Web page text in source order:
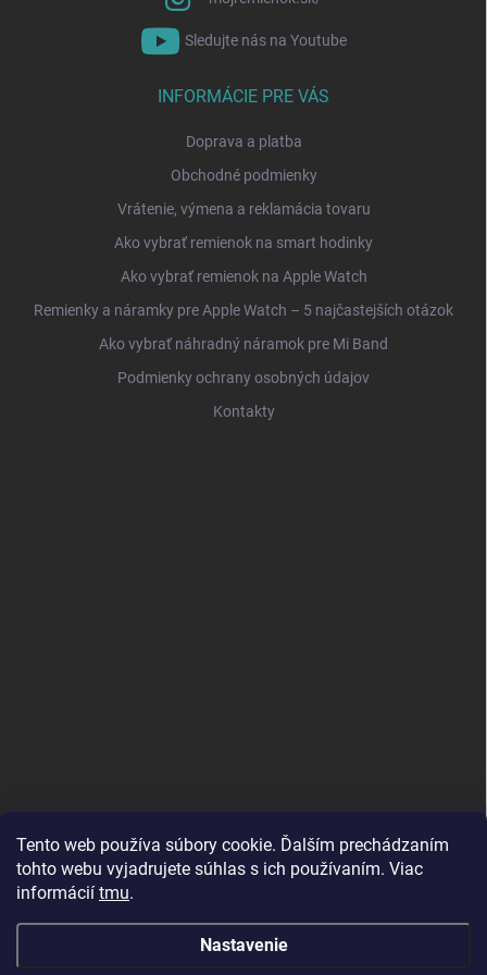
Tento web používa súbory cookie. Ďalším prechádzaním
tohto webu vyjadrujete súhlas s ich používaním. Viac
informácií tmu.
Nastavenie
Sledujte nás na Youtube
INFORMÁCIE PRE VÁS
Doprava a platba
Obchodné podmienky
Vrátenie, výmena a reklamácia tovaru
Ako vybrať remienok na smart hodinky
Ako vybrať remienok na Apple Watch
Remienky a náramky pre Apple Watch – 5 najčastejších otázok
Ako vybrať náhradný náramok pre Mi Band
Podmienky ochrany osobných údajov
Kontakty
MujMiBand.cz